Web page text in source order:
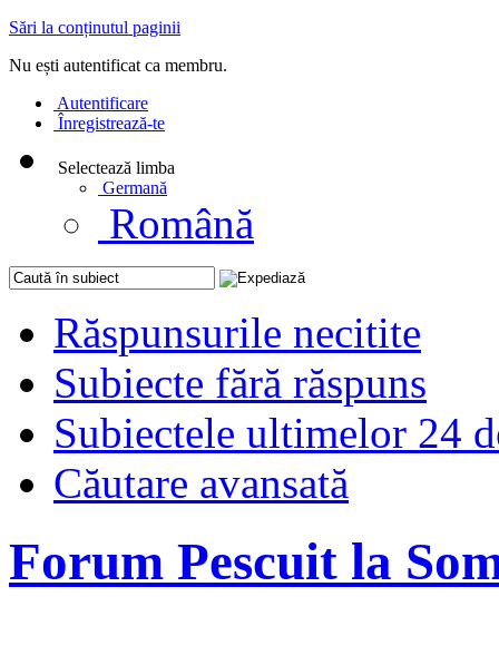
Sări la conținutul paginii
Nu ești autentificat ca membru.
Autentificare
Înregistrează-te
Selectează limba
Germană
Română
Răspunsurile necitite
Subiecte fără răspuns
Subiectele ultimelor 24
Căutare avansată
Forum Pescuit la